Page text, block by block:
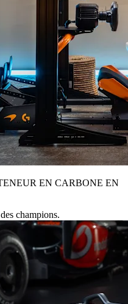
EN CARBONE EN
champions.